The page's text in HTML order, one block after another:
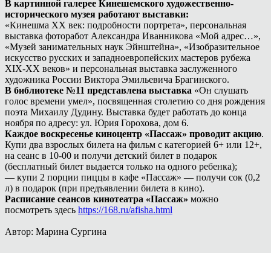
В картинной галерее Кинешемского художественно-
исторического музея работают выставки:
«Кинешма ХХ век: подробности портрета», персональная
выставка фоторабот Александра Иванникова «Мой адрес…»,
«Музей занимательных наук Эйнштейна», «Изобразительное
искусство русских и западноевропейских мастеров рубежа
XIX-XX веков» и персональная выставка заслуженного
художника России Виктора Эмильевича Брагинского.
В библиотеке №11 представлена выставка «Он слушать
голос времени умел», посвященная столетию со дня рождения
поэта Михаилу Дудину. Выставка будет работать до конца
ноября по адресу: ул. Юрия Горохова, дом 6.
Каждое воскресенье киноцентр «Пассаж» проводит акцию.
Купи два взрослых билета на фильм с категорией 6+ или 12+,
на сеанс в 10-00 и получи детский билет в подарок
(бесплатный билет выдается только на одного ребенка);
— купи 2 порции пиццы в кафе «Пассаж» — получи сок (0,2
л) в подарок (при предъявлении билета в кино).
Расписание сеансов кинотеатра «Пассаж» можно
посмотреть здесь https://168.ru/afisha.html
Автор: Марина Сургина